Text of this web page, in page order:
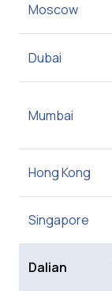
Moscow
Dubai
Mumbai
Hong Kong
Singapore
Dalian